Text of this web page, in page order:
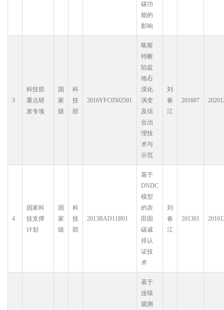
碳功
能的
影响
3
科技部
重点研
发专项
国
家
级
科
技
部
2016YFC0502501
喀斯
特断
陷盆
地石
漠化
演变
及综
合治
理技
术与
示范
刘
春
江
201607
4
国家科
技支撑
计划
国
家
级
科
技
部
2013BAD11B01
基于
DNDC
模型
的农
田固
碳减
排认
证技
术
刘
春
江
201301
基于
连续
观测